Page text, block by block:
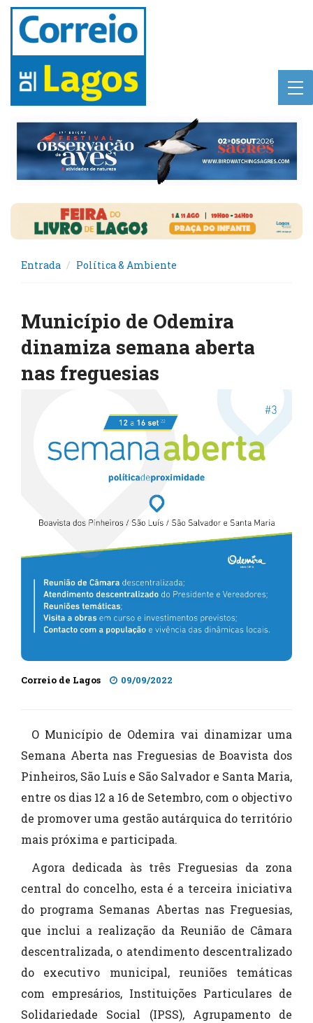
Entrada Política & Ambiente
Município de Odemira
dinamiza semana aberta
nas freguesias
Correio de Lagos 09/09/2022
O Município de Odemira vai dinamizar uma
Semana Aberta nas Freguesias de Boavista dos
Pinheiros, São Luís e São Salvador e Santa Maria,
entre os dias 12 a 16 de Setembro, com o objectivo
de promover uma gestão autárquica do território
mais próxima e participada.
Agora dedicada às três Freguesias da zona
central do concelho, esta é a terceira iniciativa
do programa Semanas Abertas nas Freguesias,
que inclui a realização da Reunião de Câmara
descentralizada, o atendimento descentralizado
do executivo municipal, reuniões temáticas
com empresários, Instituições Particulares de
Solidariedade Social (IPSS), Agrupamento de